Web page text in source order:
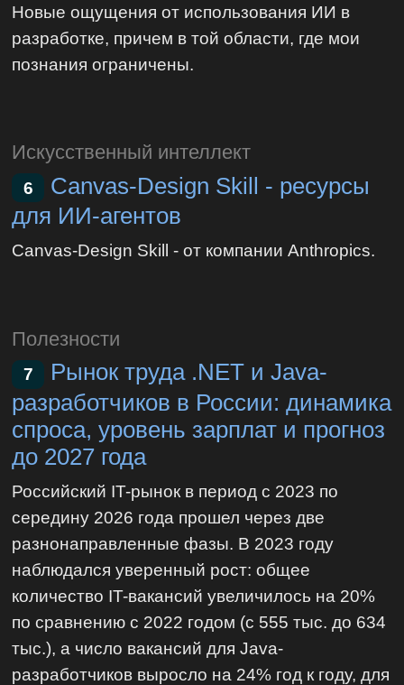
Новые ощущения от использования ИИ в
разработке, причем в той области, где мои
познания ограничены.
Искусственный интеллект
6
Canvas-Design Skill - ресурсы
для ИИ-агентов
Canvas-Design Skill - от компании Anthropics.
Полезности
7
Рынок труда .NET и Java-
разработчиков в России: динамика
спроса, уровень зарплат и прогноз
до 2027 года
Российский IT-рынок в период с 2023 по
середину 2026 года прошел через две
разнонаправленные фазы. В 2023 году
наблюдался уверенный рост: общее
количество IT-вакансий увеличилось на 20%
по сравнению с 2022 годом (с 555 тыс. до 634
тыс.), а число вакансий для Java-
разработчиков выросло на 24% год к году, для